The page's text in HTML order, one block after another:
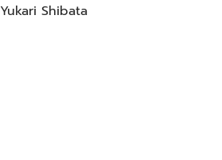
Yukari Shibata